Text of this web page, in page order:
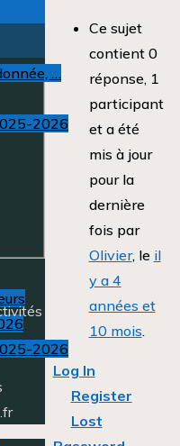
…
2026
2026
Ce sujet
contient 0
réponse, 1
participant
et a été
mis à jour
pour la
dernière
fois par
Olivier, le il
y a 4
années et
10 mois.
Log In
Register
Lost